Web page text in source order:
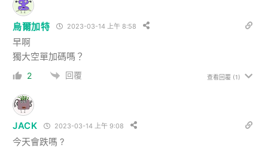
烏爾加特 2023-03-14 上午 8:58
早啊
獨大空單加碼嗎？
2 回覆 查看回覆 (1)
JACK 2023-03-14 上午 9:08
今天會跌嗎 ?